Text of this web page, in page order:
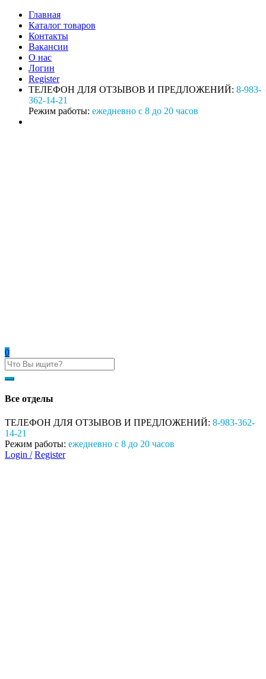
Главная
Каталог товаров
Контакты
Вакансии
О нас
Логин
Register
ТЕЛЕФОН ДЛЯ ОТЗЫВОВ И ПРЕДЛОЖЕНИЙ: 8-983-
362-14-21
Режим работы: ежедневно с 8 до 20 часов
0
Все отделы
ТЕЛЕФОН ДЛЯ ОТЗЫВОВ И ПРЕДЛОЖЕНИЙ: 8-983-362-
14-21
Режим работы: ежедневно с 8 до 20 часов
Login / Register